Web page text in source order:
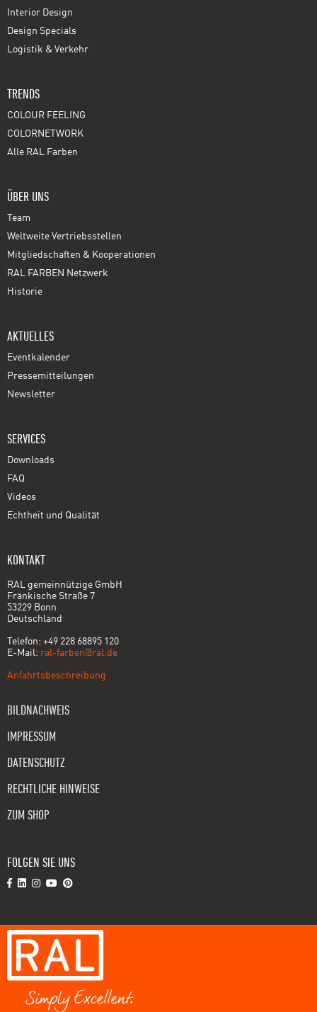
Interior Design
Design Specials
Logistik & Verkehr
TRENDS
COLOUR FEELING
COLORNETWORK
Alle RAL Farben
ÜBER UNS
Team
Weltweite Vertriebsstellen
Mitgliedschaften & Kooperationen
RAL FARBEN Netzwerk
Historie
AKTUELLES
Eventkalender
Pressemitteilungen
Newsletter
SERVICES
Downloads
FAQ
Videos
Echtheit und Qualität
KONTAKT
RAL gemeinnützige GmbH
Fränkische Straße 7
53229 Bonn
Deutschland
Telefon: +49 228 68895 120
E-Mail: ral-farben@ral.de
Anfahrtsbeschreibung
BILDNACHWEIS
IMPRESSUM
DATENSCHUTZ
RECHTLICHE HINWEISE
ZUM SHOP
FOLGEN SIE UNS